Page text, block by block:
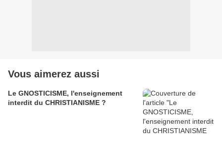
Vous aimerez aussi
Le GNOSTICISME, l'enseignement
interdit du CHRISTIANISME ?